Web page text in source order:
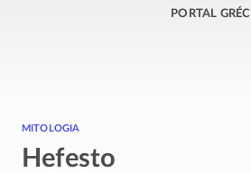
portal
mitologia
Hefesto